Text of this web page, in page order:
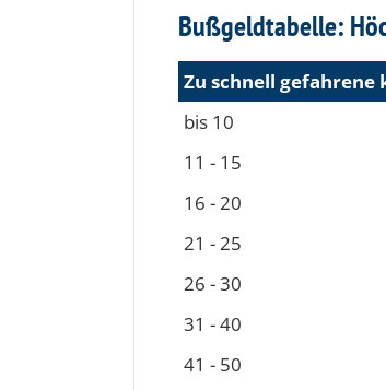
Bußgeldtabelle:
Zu schnell gefah­rene
bis 10
11 - 15
16 - 20
21 - 25
26 - 30
31 - 40
41 - 50